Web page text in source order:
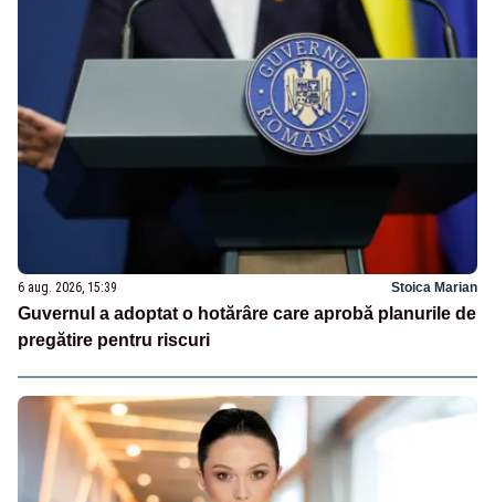
6 aug. 2026, 15:39 Stoica Marian
Guvernul a adoptat o hotărâre care aprobă planurile de
pregătire pentru riscuri